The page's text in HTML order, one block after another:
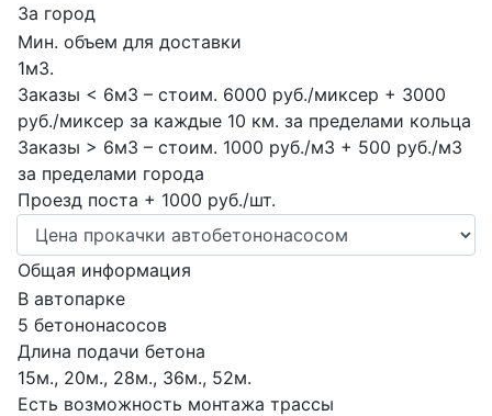
За город
Мин. объем для доставки
1м3.
Заказы < 6м3 – стоим. 6000 руб./миксер + 3000
руб./миксер за каждые 10 км. за пределами кольца
Заказы > 6м3 – стоим. 1000 руб./м3 + 500 руб./м3
за пределами города
Проезд поста + 1000 руб./шт.
Общая информация
В автопарке
5 бетононасосов
Длина подачи бетона
15м., 20м., 28м., 36м., 52м.
Есть возможность монтажа трассы